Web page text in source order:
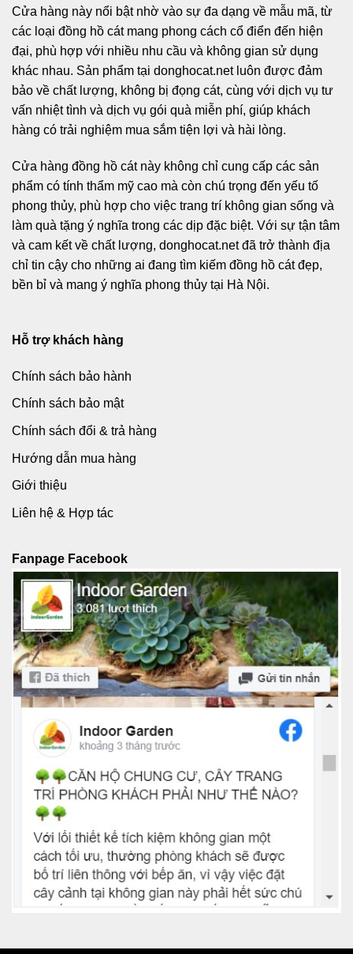
Cửa hàng này nổi bật nhờ vào sự đa dạng về mẫu mã, từ
các loại đồng hồ cát mang phong cách cổ điển đến hiện
đại, phù hợp với nhiều nhu cầu và không gian sử dụng
khác nhau. Sản phẩm tại donghocat.net luôn được đảm
bảo về chất lượng, không bị đọng cát, cùng với dịch vụ tư
vấn nhiệt tình và dịch vụ gói quà miễn phí, giúp khách
hàng có trải nghiệm mua sắm tiện lợi và hài lòng.
Cửa hàng đồng hồ cát này không chỉ cung cấp các sản
phẩm có tính thẩm mỹ cao mà còn chú trọng đến yếu tố
phong thủy, phù hợp cho việc trang trí không gian sống và
làm quà tặng ý nghĩa trong các dịp đặc biệt. Với sự tận tâm
và cam kết về chất lượng, donghocat.net đã trở thành địa
chỉ tin cậy cho những ai đang tìm kiếm đồng hồ cát đẹp,
bền bỉ và mang ý nghĩa phong thủy tại Hà Nội.
Hỗ trợ khách hàng
Chính sách bảo hành
Chính sách bảo mật
Chính sách đổi & trả hàng
Hướng dẫn mua hàng
Giới thiệu
Liên hệ & Hợp tác
Fanpage Facebook